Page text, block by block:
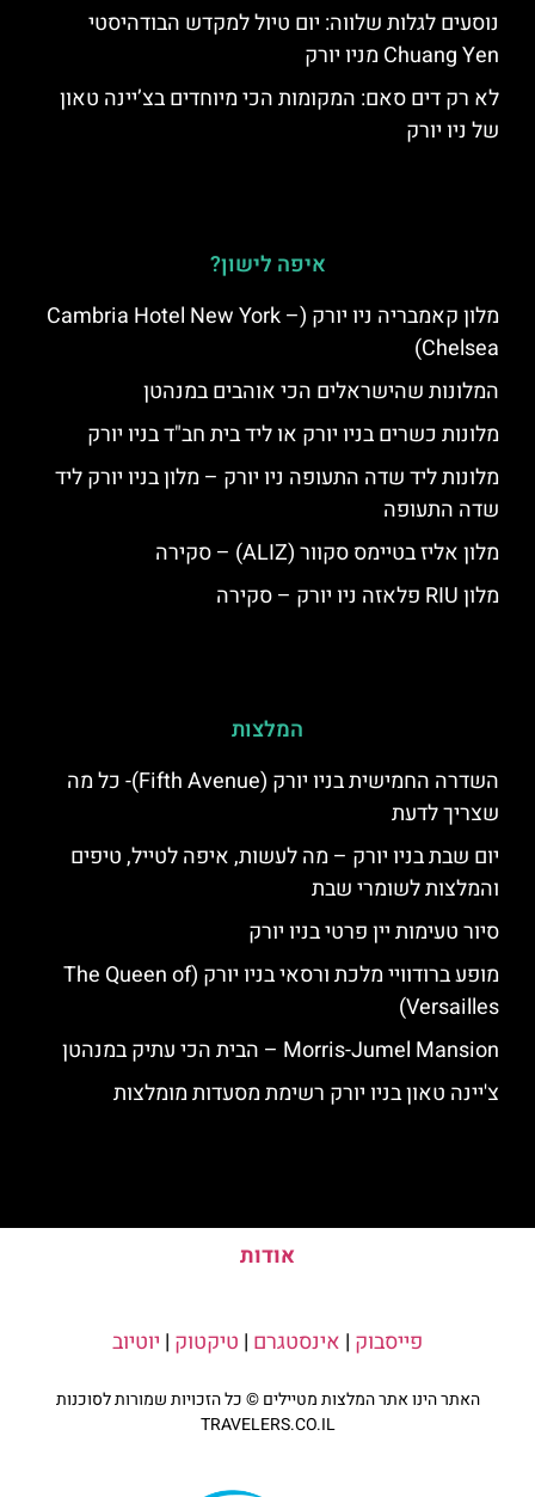
נוסעים לגלות שלווה: יום טיול למקדש הבודהיסטי
Chuang Yen מניו יורק
לא רק דים סאם: המקומות הכי מיוחדים בצ’יינה טאון
של ניו יורק
איפה לישון?
מלון קאמבריה ניו יורק (Cambria Hotel New York –
Chelsea)
המלונות שהישראלים הכי אוהבים במנהטן
מלונות כשרים בניו יורק או ליד בית חב"ד בניו יורק
מלונות ליד שדה התעופה ניו יורק – מלון בניו יורק ליד
שדה התעופה
מלון אליז בטיימס סקוור (ALIZ) – סקירה
מלון RIU פלאזה ניו יורק – סקירה
המלצות
השדרה החמישית בניו יורק (Fifth Avenue)- כל מה
שצריך לדעת
יום שבת בניו יורק – מה לעשות, איפה לטייל, טיפים
והמלצות לשומרי שבת
סיור טעימות יין פרטי בניו יורק
מופע ברודוויי מלכת ורסאי בניו יורק (The Queen of
Versailles)
Morris-Jumel Mansion – הבית הכי עתיק במנהטן
צ'יינה טאון בניו יורק רשימת מסעדות מומלצות
אודות
פייסבוק | אינסטגרם | טיקטוק | יוטיוב
האתר הינו אתר המלצות מטיילים © כל הזכויות שמורות לסוכנות
TRAVELERS.CO.IL